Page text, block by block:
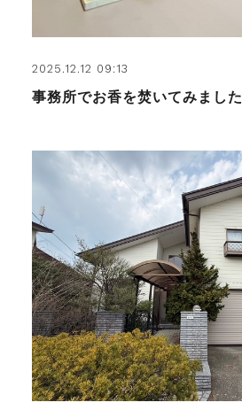
2025.12.12 09:13
事務所でお香を焚いてみました